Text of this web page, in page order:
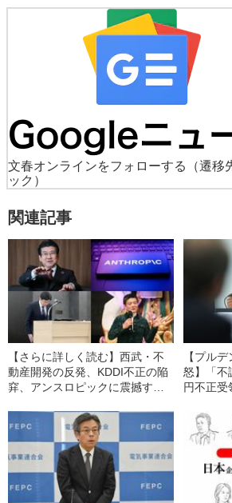
文春オンラインをフォローする
（遷
ック）
関連記事
【さらに詳しく読む】西武・不
動産開発の反発、KDDI不正の陥
穽、アンスロピックに震撼する
くら”か【今月の丸の内コンフィ
デンシャル】
【プル
怒】「不
円不正受
《元幹